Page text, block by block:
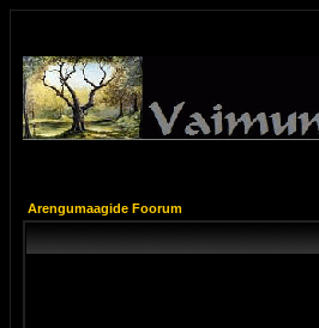
Arengumaagide Foorum